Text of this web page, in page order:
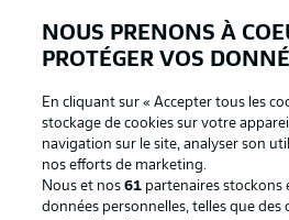
NOUS PRENONS À
PROTÉGER VOS
En cliquant sur « Accepter tous les
stockage de cookies sur votre
navigation sur le site, analyser son
nos efforts de marketing.
Nous et nos61 partenaires stockons
données personnelles, telles que des